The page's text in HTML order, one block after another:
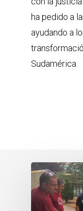
ha pedido a
ayudando a
Sudamérica.